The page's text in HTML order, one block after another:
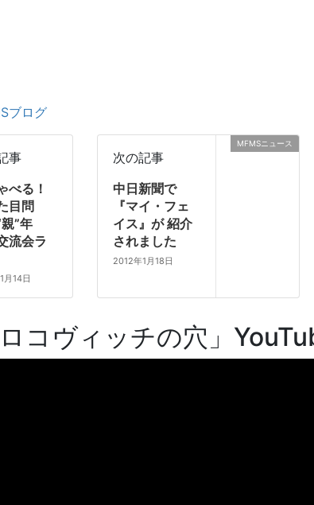
ブログ
事
べる！
目問
”年
流会ラ
月14日
MFMSニュース
次の記事
中日新聞で
『マイ・フェ
イス』が 紹介
されました
2012年1月18日
コヴィッチの穴」